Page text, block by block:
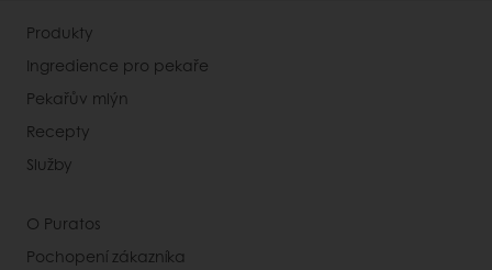
Produkty
Ingredience pro pekaře
Pekařův mlýn
Recepty
Služby
O Puratos
Pochopení zákazníka